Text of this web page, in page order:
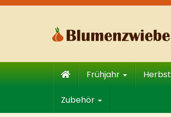
Skip
Frühjahr Herbst
Zubehör